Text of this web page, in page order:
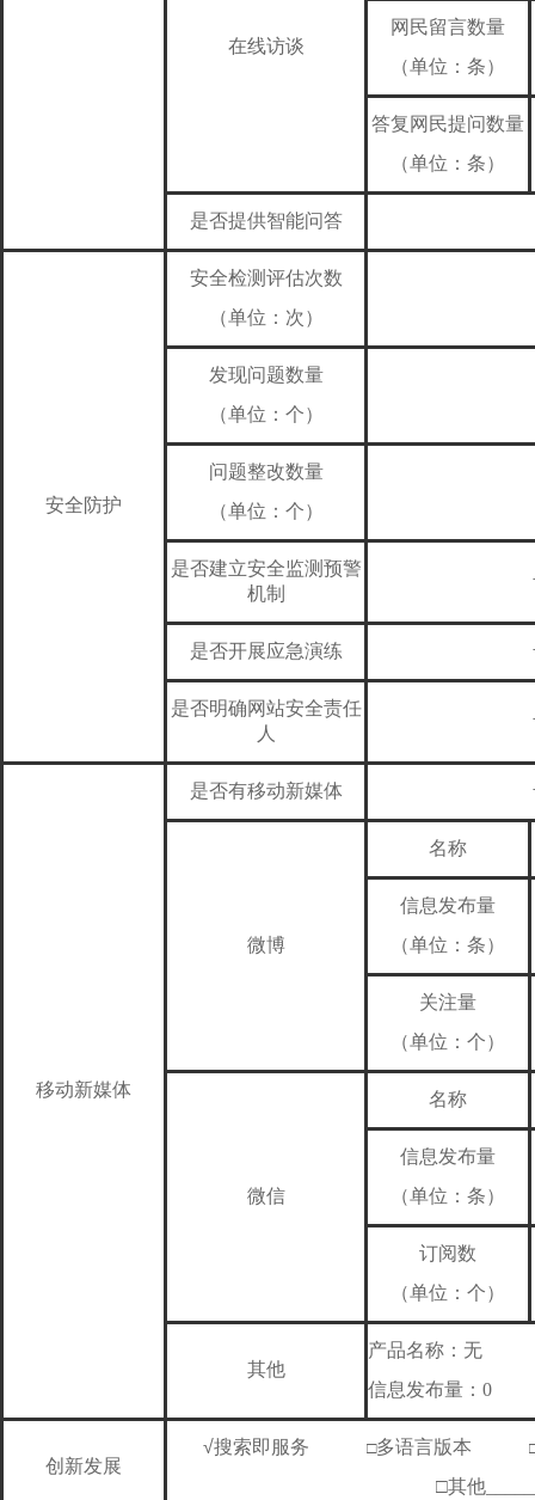
在线访谈
网民留言数量
（单位：条）
答复网民提问数量
（单位：条）
是否提供智能问答
安全防护
安全检测评估次数
（单位：次）
发现问题数量
（单位：个）
问题整改数量
（单位：个）
是否建立安全监测预警
机制
是否开展应急演练
是否明确网站安全责任
人
移动新媒体
是否有移动新媒体
微博
名称
信息发布量
（单位：条）
关注量
（单位：个）
微信
名称
信息发布量
（单位：条）
订阅数
（单位：个）
其他
产品名称： 无
信息发布量： 0
创新发展
√搜索即服务 □多语言版本
□其他